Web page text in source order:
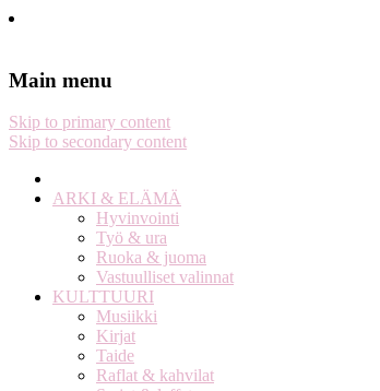
Notes on a life
Main menu
Skip to primary content
Skip to secondary content
ARKI & ELÄMÄ
Hyvinvointi
Työ & ura
Ruoka & juoma
Vastuulliset valinnat
KULTTUURI
Musiikki
Kirjat
Taide
Raflat & kahvilat